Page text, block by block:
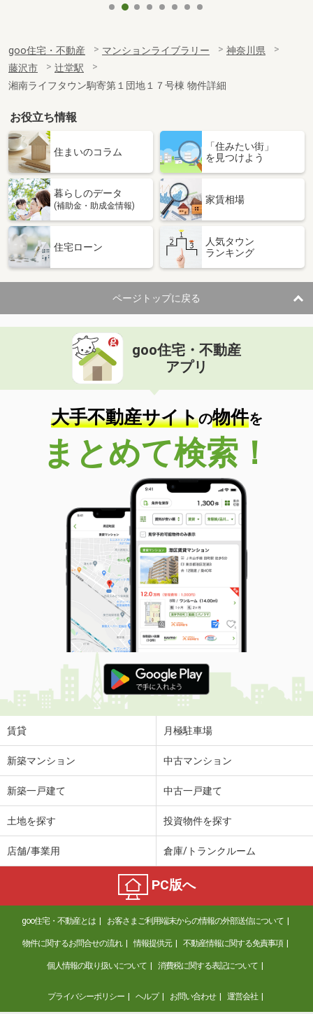
goo住宅・不動産 マンションライブラリー
神奈川県
藤沢市
辻堂駅
湘南ライフタウン駒寄第１団地１７号棟 物件詳細
お役立ち情報
住まいのコラム
「住みたい街」
を見つけよう
暮らしのデータ
(補助金・助成金情報)
家賃相場
住宅ローン
人気タウン
ランキング
ページトップに戻る
goo住宅・不動産
アプリ
大手不動産サイトの物件を
まとめて検索！
賃貸 月極駐車場
新築マンション 中古マンション
新築一戸建て 中古一戸建て
土地を探す 投資物件を探す
店舗/事業用 倉庫/トランクルーム
PC版へ
goo住宅・不動産とは お客さまご利用端末からの情報の外部送信について
物件に関するお問合せの流れ 情報提供元 不動産情報に関する免責事項
個人情報の取り扱いについて 消費税に関する表記について
プライバシーポリシー ヘルプ お問い合わせ 運営会社